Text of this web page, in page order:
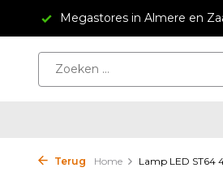
Megastores in Almere en
Terug Home Lamp LED ST64